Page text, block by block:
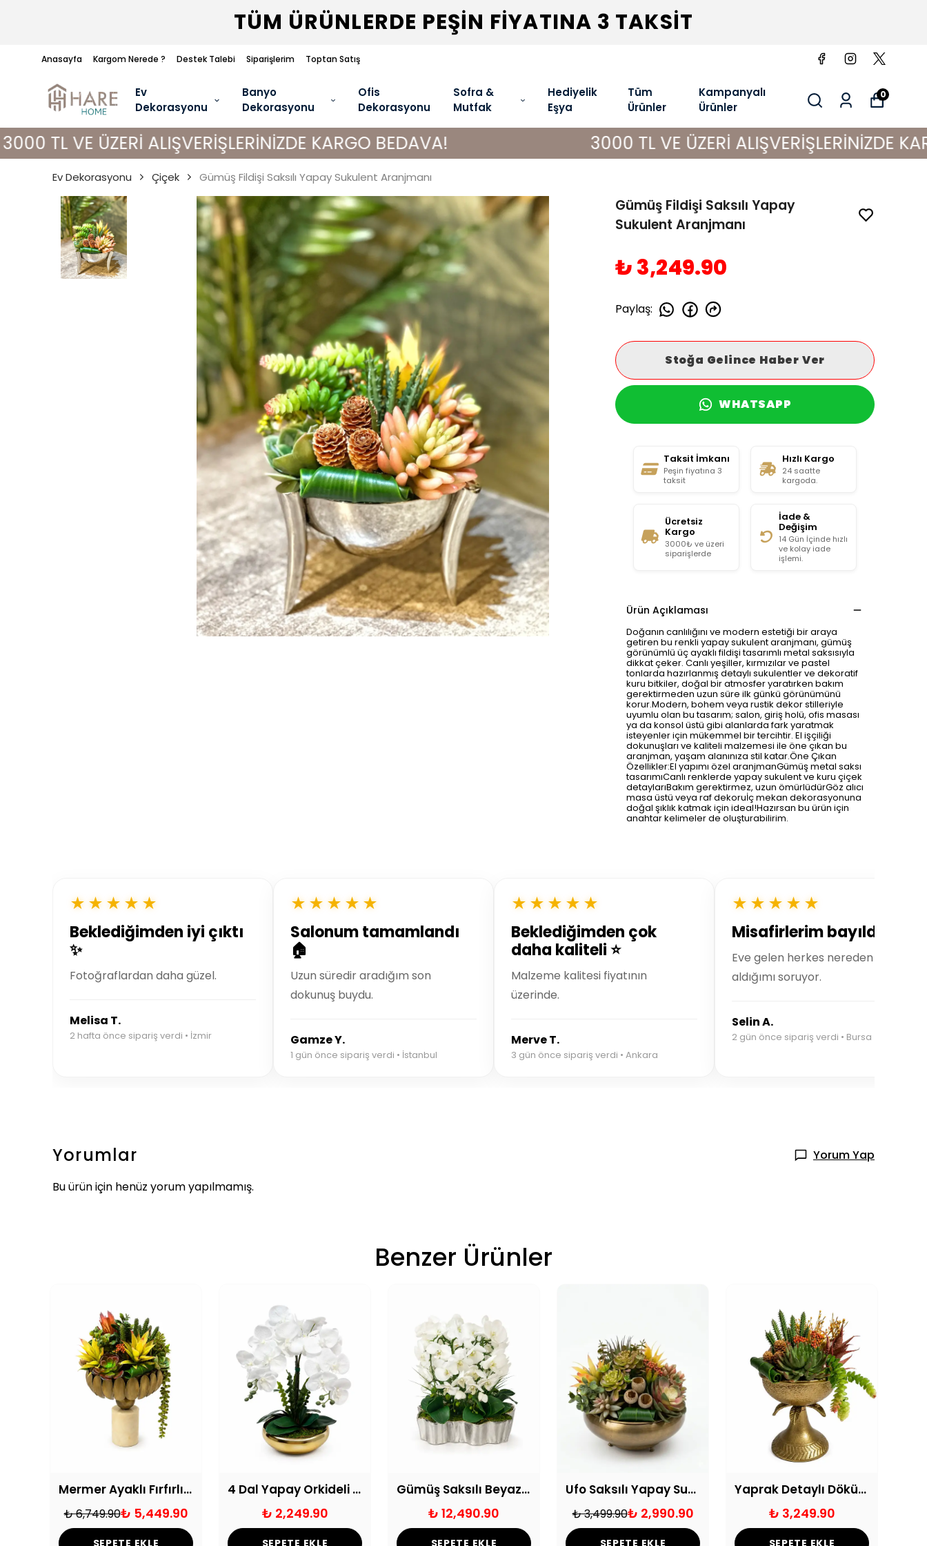
Anasayfa Kargom Nerede ? Destek Talebi Siparişlerim Toptan Satış
TÜM ÜRÜNLERDE PEŞİN FİYATINA 3 TAKSİT
Ev
Dekorasyonu
Banyo
Dekorasyonu
Ofis
Dekorasyonu
Sofra &
Mutfak
Hediyelik
Eşya
Tüm
Ürünler
Kampanyalı
Ürünler
0
ÜZERİ ALIŞVERİŞLERİNİZDE KARGO BEDAVA! 3000 TL VE ÜZERİ ALIŞVERİŞLERİNİZDE KARGO
Ev Dekorasyonu Çiçek Gümüş Fildişi Saksılı Yapay Sukulent Aranjmanı
Gümüş Fildişi Saksılı Yapay
Sukulent Aranjmanı
₺ 3,249.90
Paylaş:
Stoğa Gelince Haber Ver
WHATSAPP
Taksit İmkanı
Peşin fiyatına 3
taksit
Hızlı Kargo
24 saatte
kargoda.
Ücretsiz
Kargo
3000₺ ve üzeri
siparişlerde
İade &
Değişim
14 Gün İçinde hızlı
ve kolay iade
işlemi.
Ürün Açıklaması
Doğanın canlılığını ve modern estetiği bir araya
getiren bu renkli yapay sukulent aranjmanı, gümüş
görünümlü üç ayaklı fildişi tasarımlı metal saksısıyla
dikkat çeker. Canlı yeşiller, kırmızılar ve pastel
tonlarda hazırlanmış detaylı sukulentler ve dekoratif
kuru bitkiler, doğal bir atmosfer yaratırken bakım
gerektirmeden uzun süre ilk günkü görünümünü
korur.Modern, bohem veya rustik dekor stilleriyle
uyumlu olan bu tasarım; salon, giriş holü, ofis masası
ya da konsol üstü gibi alanlarda fark yaratmak
isteyenler için mükemmel bir tercihtir. El işçiliği
dokunuşları ve kaliteli malzemesi ile öne çıkan bu
aranjman, yaşam alanınıza stil katar.Öne Çıkan
Özellikler:El yapımı özel aranjmanGümüş metal saksı
tasarımıCanlı renklerde yapay sukulent ve kuru çiçek
detaylarıBakım gerektirmez, uzun ömürlüdürGöz alıcı
masa üstü veya raf dekoruİç mekan dekorasyonuna
doğal şıklık katmak için ideal!Hazırsan bu ürün için
anahtar kelimeler de oluşturabilirim.
★★★★★
Beklediğimden iyi çıktı
✨
Fotoğraflardan daha güzel.
Melisa T.
2 hafta önce sipariş verdi • İzmir
★★★★★
Salonum tamamlandı
🏠
Uzun süredir aradığım son
dokunuş buydu.
Gamze Y.
1 gün önce sipariş verdi • İstanbul
★★★★★
Beklediğimden çok
daha kaliteli ⭐
Malzeme kalitesi fiyatının
üzerinde.
Merve T.
3 gün önce sipariş verdi • Ankara
★★★★★
Misafirlerim bayıldı 🤍
Eve gelen herkes nereden
aldığımı soruyor.
Selin A.
2 gün önce sipariş verdi • Bursa
Yorumlar
Yorum Yap
Bu ürün için henüz yorum yapılmamış.
Benzer Ürünler
Mermer Ayaklı Fırfırlı Vazoda Sukulent Aranjmanı
₺ 6,749.90₺ 5,449.90
SEPETE EKLE
4 Dal Yapay Orkideli Çiçek Aranjmanı
₺ 2,249.90
SEPETE EKLE
Gümüş Saksılı Beyaz Yapay Islak Orkide Aranjmanı
₺ 12,490.90
SEPETE EKLE
Ufo Saksılı Yapay Sukulent Aranjmanı
₺ 3,499.90₺ 2,990.90
SEPETE EKLE
Yaprak Detaylı Döküm Vazoda Sukulent Aranjmanı
₺ 3,249.90
SEPETE EKLE